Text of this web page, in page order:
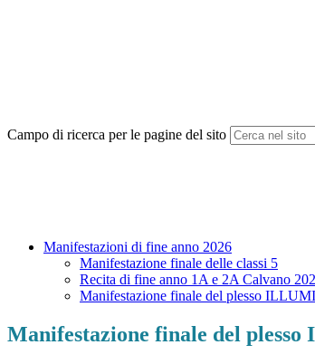
Campo di ricerca per le pagine del sito
Manifestazioni di fine anno 2026
Manifestazione finale delle classi 5
Recita di fine anno 1A e 2A Calvano
Manifestazione finale del plesso
Manifestazione finale del